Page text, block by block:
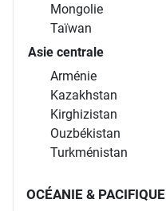
Mongolie
Taïwan
Asie centrale
Arménie
Kazakhstan
Kirghizistan
Ouzbékistan
Turkménistan
OCÉANIE & PACIFIQUE